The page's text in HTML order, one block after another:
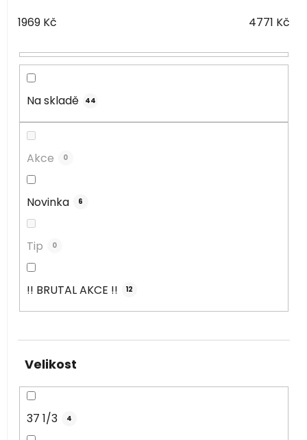
í
p
r
o
d
u
k
ů
1969 Kč 4771 Kč
Na skladě 44
Akce 0
Novinka 6
Tip 0
!! BRUTAL AKCE !! 12
Velikost
37 1/3 4